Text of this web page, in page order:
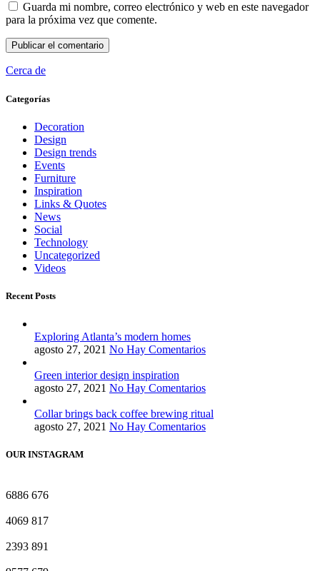
Guarda mi nombre, correo electrónico y web en este navegador
para la próxima vez que comente.
Cerca de
Categorías
Decoration
Design
Design trends
Events
Furniture
Inspiration
Links & Quotes
News
Social
Technology
Uncategorized
Videos
Recent Posts
Exploring Atlanta’s modern homes
agosto 27, 2021 No Hay Comentarios
Green interior design inspiration
agosto 27, 2021 No Hay Comentarios
Collar brings back coffee brewing ritual
agosto 27, 2021 No Hay Comentarios
OUR INSTAGRAM
6886 676
4069 817
2393 891